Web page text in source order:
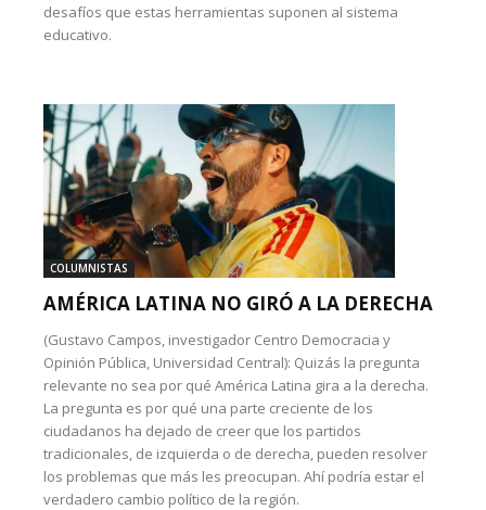
desafíos que estas herramientas suponen al sistema
educativo.
COLUMNISTAS
AMÉRICA LATINA NO GIRÓ A LA DERECHA
(Gustavo Campos, investigador Centro Democracia y
Opinión Pública, Universidad Central): Quizás la pregunta
relevante no sea por qué América Latina gira a la derecha.
La pregunta es por qué una parte creciente de los
ciudadanos ha dejado de creer que los partidos
tradicionales, de izquierda o de derecha, pueden resolver
los problemas que más les preocupan. Ahí podría estar el
verdadero cambio político de la región.